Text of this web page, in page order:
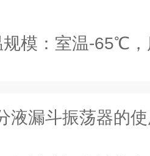
：室温-65℃，
液漏斗振荡器的